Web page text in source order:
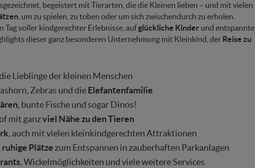
begeistert mit Tierarten, die die Kleinen lieben – und mit vielen
, um zu spielen, zu toben oder um sich zwischendurch zu erholen.
Tag voller kindgerechter Erlebnisse, aufglückliche Kinder und entspannte
dieser ganz besonderen Unternehmung mit Kleinkind, der Reise zu
Lieblinge der kleinen Menschen
Zebras und dieElefantenfamilie
, bunte Fische und sogar Dinos!
mit ganzviel Nähe zu den Tieren
, auch mit vielen kleinkindgerechten Attraktionen
Plätzezum Entspannen in zauberhaften Parkanlagen
, Wickelmöglichkeiten und viele weitere Services